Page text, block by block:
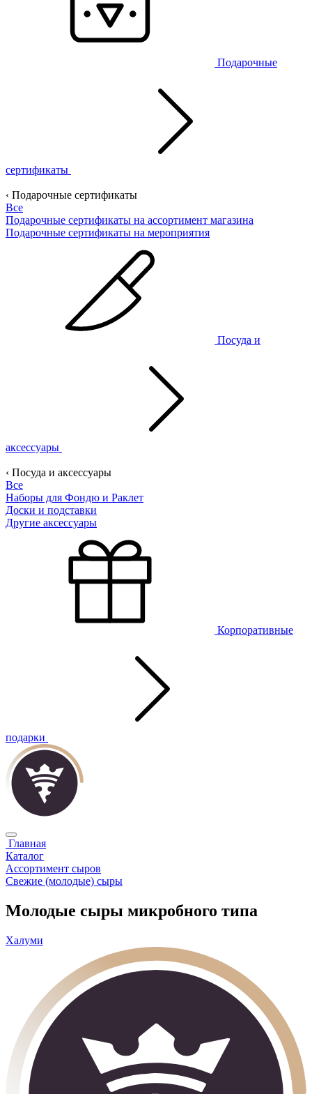
Подарочные
сертификаты
‹ Подарочные сертификаты
Все
Подарочные сертификаты на ассортимент магазина
Подарочные сертификаты на мероприятия
Посуда и
аксессуары
‹ Посуда и аксессуары
Все
Наборы для Фондю и Раклет
Доски и подставки
Другие аксессуары
Корпоративные
подарки
Главная
Каталог
Ассортимент сыров
Свежие (молодые) сыры
Молодые сыры микробного типа
Халуми